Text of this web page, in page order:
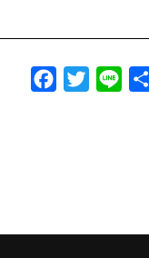
FacebookTwitterLine